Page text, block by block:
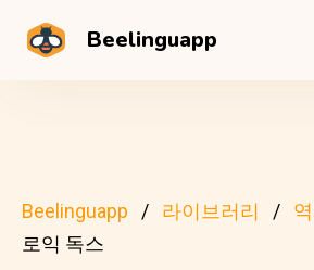
Beelinguapp
Beelinguapp 라이브러리
로익 독스